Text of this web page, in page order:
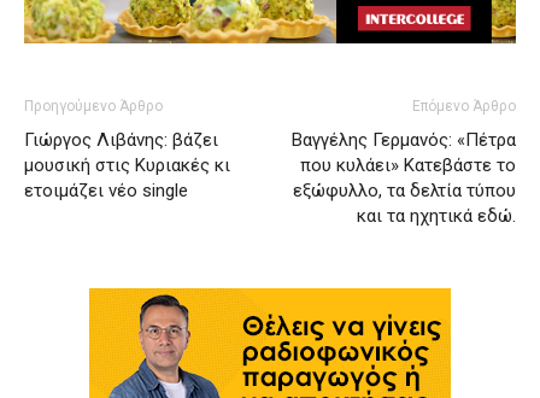
Προηγούμενο Άρθρο
Γιώργος Λιβάνης: βάζει
μουσική στις Κυριακές κι
ετοιμάζει νέο single
Επόμενο Άρθρο
Βαγγέλης Γερμανός: «Πέτρα
που κυλάει» Κατεβάστε το
εξώφυλλο, τα δελτία τύπου
και τα ηχητικά εδώ.